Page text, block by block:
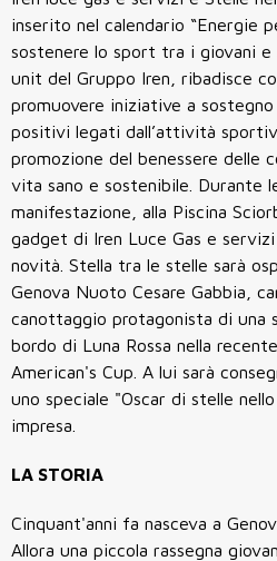
inserito nel calendario “Energie
sostenere lo sport tra i giovani
unit del Gruppo Iren, ribadisce
promuovere iniziative a
positivi legati dall’attività
promozione del benessere delle
vita sano e sostenibile. Durante
manifestazione, alla Piscina
gadget di Iren Luce Gas e
novità. Stella tra le stelle sarà
Genova Nuoto Cesare Gabbia,
canottaggio protagonista di una
bordo di Luna Rossa nella
American's Cup. A lui sarà
uno speciale "Oscar di stelle
impresa.
LA STORIA
Cinquant'anni fa nasceva a
Allora una piccola rassegna